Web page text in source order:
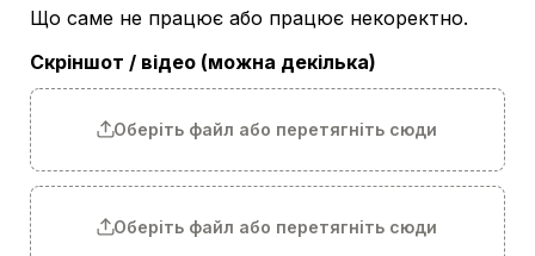
Що саме не працює або працює некоректно.
Скріншот / відео (можна декілька)
Оберіть файл або перетягніть сюди
Оберіть файл або перетягніть сюди